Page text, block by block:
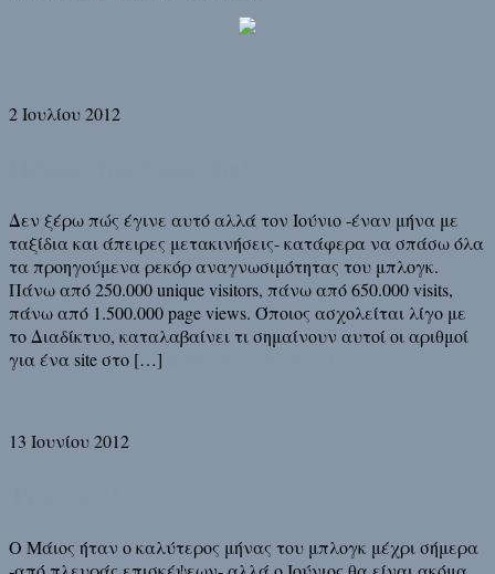
2 Ιουλίου 2012
Δεν ξέρω πώς έγινε αυτό αλλά τον Ιούνιο -έναν μήνα με
ταξίδια και άπειρες μετακινήσεις- κατάφερα να σπάσω όλα
τα προηγούμενα ρεκόρ αναγνωσιμότητας του μπλογκ.
Πάνω από 250.000 unique visitors, πάνω από 650.000 visits,
πάνω από 1.500.000 page views. Όποιος ασχολείται λίγο με
το Διαδίκτυο, καταλαβαίνει τι σημαίνουν αυτοί οι αριθμοί
για ένα site στο […]
13 Ιουνίου 2012
Ο Μάιος ήταν ο καλύτερος μήνας του μπλογκ μέχρι σήμερα